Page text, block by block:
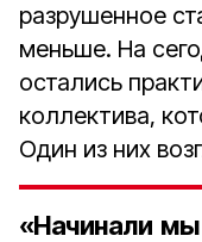
разрушенное
меньше. На
остались
коллектива,
Один из них
«Начинали